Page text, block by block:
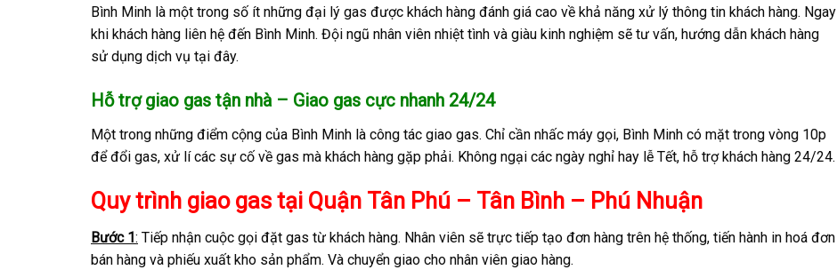
Bình Minh là một trong số ít những đại lý gas được khách hàng đánh giá cao về khả năng xử lý thông tin khách hàng. Ngay
khi khách hàng liên hệ đến Bình Minh. Đội ngũ nhân viên nhiệt tình và giàu kinh nghiệm sẽ tư vấn, hướng dẫn khách hàng
sử dụng dịch vụ tại đây.
Hỗ trợ giao gas tận nhà – Giao gas cực nhanh 24/24
Một trong những điểm cộng của Bình Minh là công tác giao gas. Chỉ cần nhấc máy gọi, Bình Minh có mặt trong vòng 10p
để đổi gas, xử lí các sự cố về gas mà khách hàng gặp phải. Không ngại các ngày nghỉ hay lễ Tết, hỗ trợ khách hàng 24/24.
Quy trình giao gas tại Quận Tân Phú – Tân Bình – Phú Nhuận
Bước 1 : Tiếp nhận cuộc gọi đặt gas từ khách hàng. Nhân viên sẽ trực tiếp tạo đơn hàng trên hệ thống, tiến hành in hoá đơn
bán hàng và phiếu xuất kho sản phẩm. Và chuyển giao cho nhân viên giao hàng.